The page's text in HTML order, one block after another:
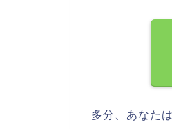
多分、あなた